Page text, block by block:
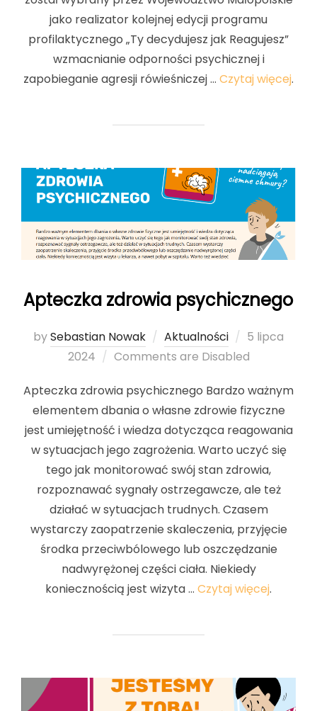
jako realizator kolejnej edycji programu
profilaktycznego „Ty decydujesz jak Reagujesz”
wzmacnianie odporności psychicznej i
zapobieganie agresji rówieśniczej … Czytaj więcej.
Apteczka zdrowia psychicznego
bySebastian Nowak Aktualności
Posted
on
5 lipca
2024
Comments are Disabled
Apteczka zdrowia psychicznego Bardzo ważnym
elementem dbania o własne zdrowie fizyczne
jest umiejętność i wiedza dotycząca reagowania
w sytuacjach jego zagrożenia. Warto uczyć się
tego jak monitorować swój stan zdrowia,
rozpoznawać sygnały ostrzegawcze, ale też
działać w sytuacjach trudnych. Czasem
wystarczy zaopatrzenie skaleczenia, przyjęcie
środka przeciwbólowego lub oszczędzanie
nadwyrężonej części ciała. Niekiedy
koniecznością jest wizyta … Czytaj więcej.